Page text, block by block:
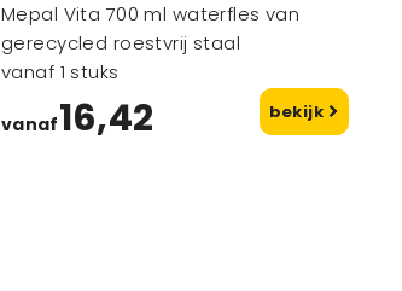
Mepal Vita 700 ml waterfles van
gerecycled roestvrij staal
vanaf 1 stuks
vanaf16,42 bekijk